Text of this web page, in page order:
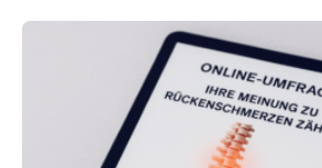
langfristigen Auswirkungen auf
Rente. Bisherige Schätzungen lagen
Euro und damit etwa 30 Prozent zu
Ergebnis kommt eine neue Studie
mit der Universität Tilburg. „Werden